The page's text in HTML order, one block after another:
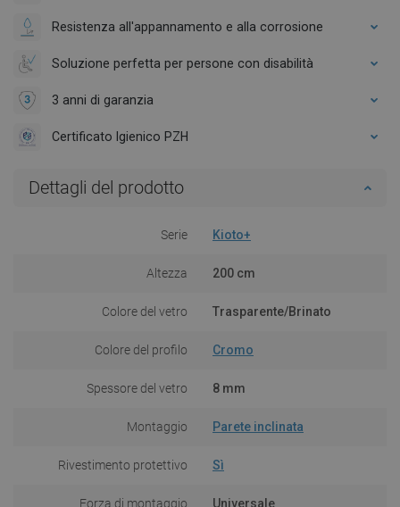
Resistenza all'appannamento e alla corrosione
Soluzione perfetta per persone con disabilità
3 anni di garanzia
Certificato Igienico PZH
Dettagli del prodotto
Serie Kioto+
Altezza 200 cm
Colore del vetro Trasparente/Brinato
Colore del profilo Cromo
Spessore del vetro 8 mm
Montaggio Parete inclinata
Rivestimento protettivo Sì
Forza di montaggio Universale